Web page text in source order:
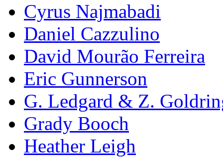
Cyrus Najmabadi
Daniel Cazzulino
David Mourão Ferreira
Eric Gunnerson
G. Ledgard & Z.
Grady Booch
Heather Leigh